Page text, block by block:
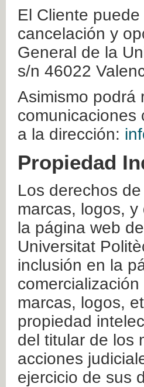
El Cliente
cancelación y
General de la
s/n 46022
Asimismo podrá
comunicaciones
a la dirección:
Propiedad
Los derechos
marcas, logos,
la página web
Universitat
inclusión en la
marcas, logos,
propiedad
del titular de los
acciones
ejercicio de sus